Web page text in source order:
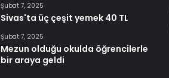
Şubat 7, 2025
Sivas'ta üç çeşit yemek 40 TL
Şubat 7, 2025
Mezun olduğu okulda öğrencilerle
bir araya geldi